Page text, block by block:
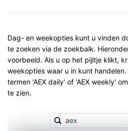
Dag- en weekopties kunt u vinden
te zoeken via de zoekbalk.
voorbeeld. Als u op het pijltje klikt,
weekopties waar u in kunt
termen 'AEX daily' of 'AEX weekly'
te zien.